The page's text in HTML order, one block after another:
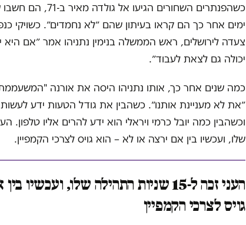
כשהפנתרים השחורים
צעדה לירושלים, ראש הממשלה בנימין נתניהו אמר ״אם היא
יכולה גם לצאת לעבוד״.
כמה שנים אחר כך, אותו נתניהו היסה את אורנה
״את לא מעניינת אותנו״. כשהבין את גודל הטעות ידע
שלו, ועכשיו בין אם ירצה או לא – הוא גויס לצרכי הקמפיין.
העני זכה ל-15 שניות התהילה שלו,
גויס לצרכי הקמפיין